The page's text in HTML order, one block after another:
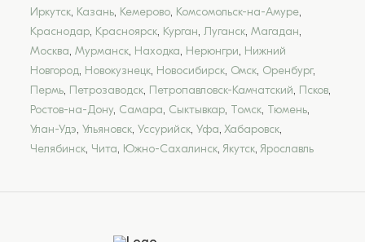
Иркутск, Казань, Кемерово, Комсомольск-на-Амуре,
Краснодар, Красноярск, Курган, Луганск, Магадан,
Москва, Мурманск, Находка, Нерюнгри, Нижний
Новгород, Новокузнецк, Новосибирск, Омск, Оренбург,
Пермь, Петрозаводск, Петропавловск-Камчатский, Псков,
Ростов-на-Дону, Самара, Сыктывкар, Томск, Тюмень,
Улан-Удэ, Ульяновск, Уссурийск, Уфа, Хабаровск,
Челябинск, Чита, Южно-Сахалинск, Якутск, Ярославль